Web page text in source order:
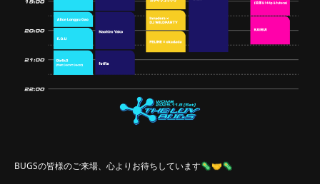
BUGSの皆様のご来場、心よりお待ちしています🦠🤝🦠